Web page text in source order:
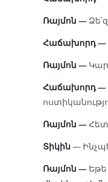
Ռայմոն —
Հաճախորդ—
Ռայմոն —
Հաճախորդ—
Ռայմոն —
Տիկին —
Ռայմոն — Եթե